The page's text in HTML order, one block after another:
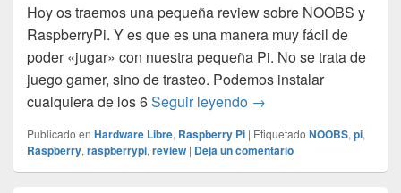
Hoy os traemos una pequeña review sobre NOOBS y
RaspberryPi. Y es que es una manera muy fácil de
poder «jugar» con nuestra pequeña Pi. No se trata de
juego gamer, sino de trasteo. Podemos instalar
cualquiera de los 6Seguir leyendo NOOBS y
→
Publicado en Hardware Libre, Raspberry Pi | Etiquetado NOOBS, pi,
Raspberry, raspberrypi, review | Deja un comentario